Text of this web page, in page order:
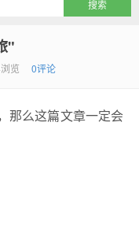
账号购买网站,ins
"
览 0评论
那么这篇文章一定会